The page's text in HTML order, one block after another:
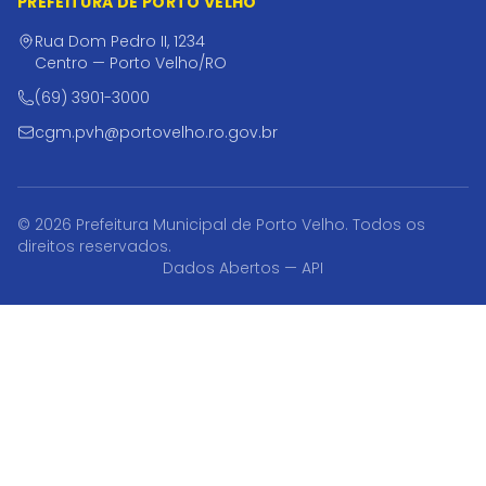
Rua Dom Pedro II, 1234
Centro — Porto Velho/RO
(69) 3901-3000
cgm.pvh@portovelho.ro.gov.br
© 2026 Prefeitura Municipal de Porto Velho. Todos os
direitos reservados.
Dados Abertos — API